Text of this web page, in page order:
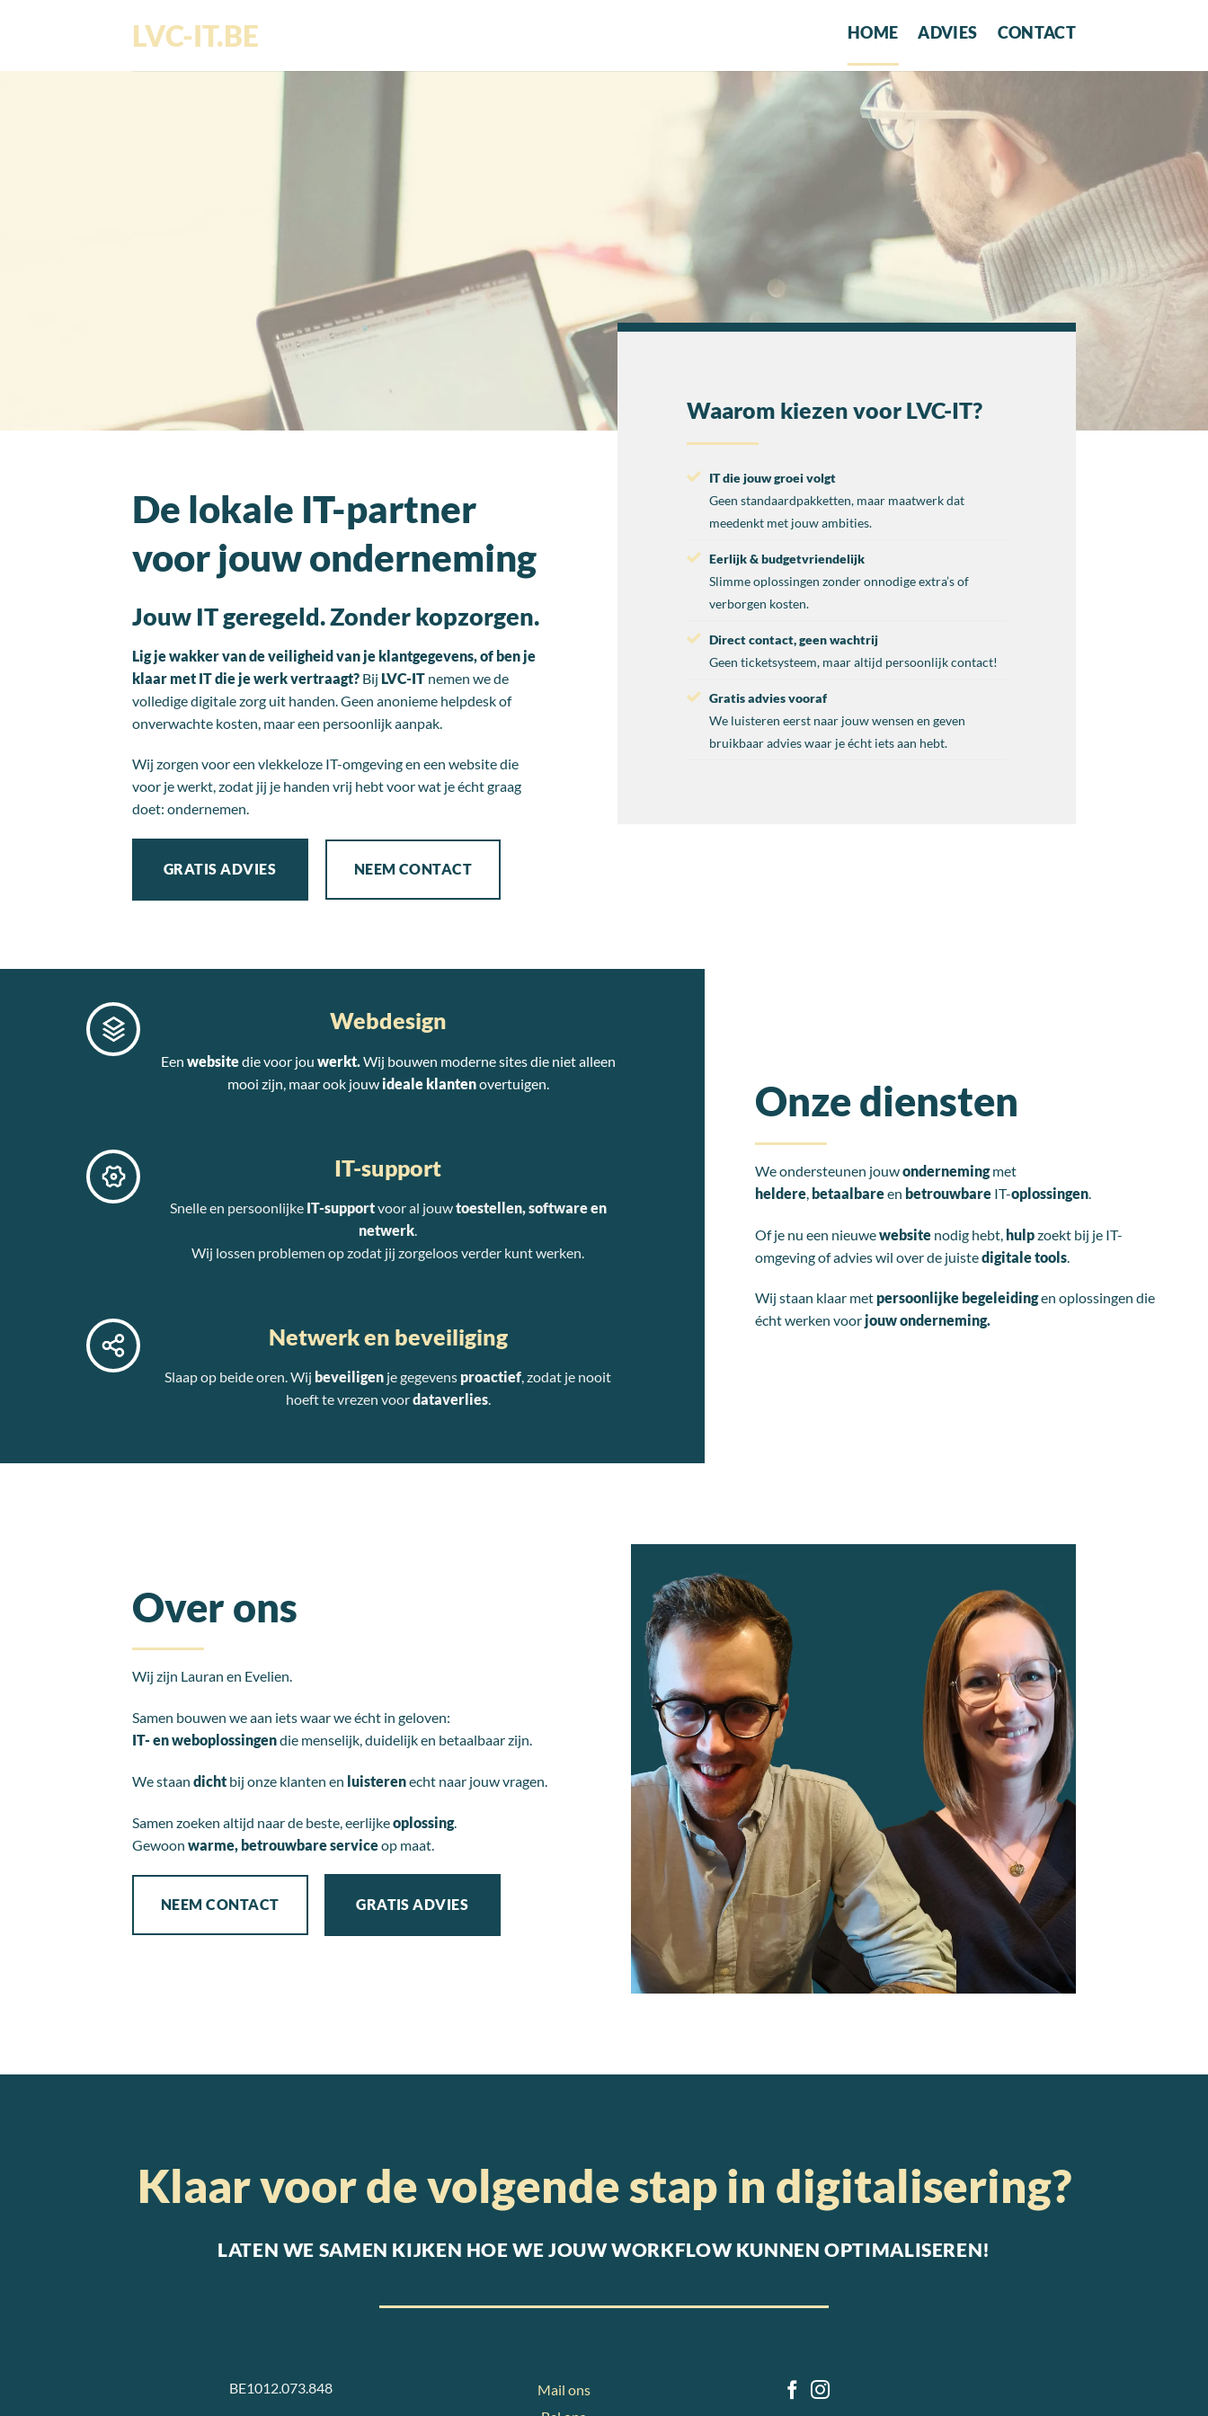
LVC-IT.BE HOME ADVIES CONTACT
De lokale IT-partner
voor jouw onderneming
Jouw IT geregeld. Zonder kopzorgen.
Lig je wakker van de veiligheid van je klantgegevens, of ben je
klaar met IT die je werk vertraagt? Bij LVC-IT nemen we de
volledige digitale zorg uit handen. Geen anonieme helpdesk of
onverwachte kosten, maar een persoonlijk aanpak.
Wij zorgen voor een vlekkeloze IT-omgeving en een website die
voor je werkt, zodat jij je handen vrij hebt voor wat je écht graag
doet: ondernemen.
GRATIS ADVIES NEEM CONTACT
Waarom kiezen voor LVC-IT?
IT die jouw groei volgt
Geen standaardpakketten, maar maatwerk dat
meedenkt met jouw ambities.
Eerlijk & budgetvriendelijk
Slimme oplossingen zonder onnodige extra’s of
verborgen kosten.
Direct contact, geen wachtrij
Geen ticketsysteem, maar altijd persoonlijk contact!
Gratis advies vooraf
We luisteren eerst naar jouw wensen en geven
bruikbaar advies waar je écht iets aan hebt.
Webdesign
Een websitedie voor jou werkt.Wij bouwen moderne sites die niet alleen
mooi zijn, maar ook jouwideale klantenovertuigen.
IT-support
Snelle en persoonlijke IT-supportvoor al jouwtoestellen, software en
netwerk.
Wij lossen problemen op zodat jij zorgeloos verder kunt werken.
Netwerk en beveiliging
Slaap op beide oren. Wij beveiligen je gegevens proactief, zodat je nooit
hoeft te vrezen voordataverlies.
Onze diensten
We ondersteunen jouwondernemingmet
heldere, betaalbareen betrouwbare IT-oplossingen.
Of je nu een nieuwewebsite nodig hebt, hulpzoekt bij je IT-
omgeving of advies wil over de juistedigitale tools
Wij staan klaar met persoonlijke begeleidingen oplossingen die
écht werken voorjouw onderneming.
Over ons
Wij zijn Lauran en Evelien.
Samen bouwen we aan iets waar we écht in geloven:
IT- en weboplossingendie menselijk, duidelijk en betaalbaar zijn.
We staan dicht bij onze klanten en luisterenecht naar jouw vragen.
Samen zoeken altijd naar de beste, eerlijkeoplossing.
Gewoon warme, betrouwbare serviceop maat.
NEEM CONTACT GRATIS ADVIES
Klaar voor devolgende stap in digitalisering?
LATEN WE SAMEN KIJKEN HOE WE JOUW WORKFLOW KUNNEN OPTIMALISEREN!
BE1012.073.848
Mail ons